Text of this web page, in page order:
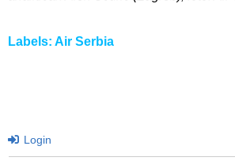
Labels: Air Serbia
Login